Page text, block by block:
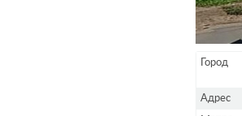
Город
Адрес